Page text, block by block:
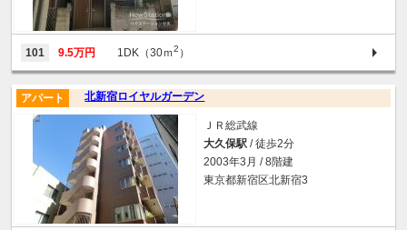
101 9.5万円 1DK（30ｍ2 ）
北新宿ロイヤルガーデン
アパート
ＪＲ総武線
大久保駅 / 徒歩2分
2003年3月 / 8階建
東京都新宿区北新宿3